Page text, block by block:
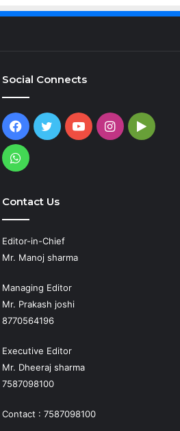
Social Connects
Facebook
TwitterYouTubeInstagram
Google
WhatsApp
Contact Us
Editor-in-Chief
Mr. Manoj sharma
Managing Editor
Mr. Prakash joshi
8770564196
Executive Editor
Mr. Dheeraj sharma
7587098100
Contact : 7587098100